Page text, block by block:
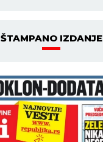
ŠTAMPANO IZDANJE